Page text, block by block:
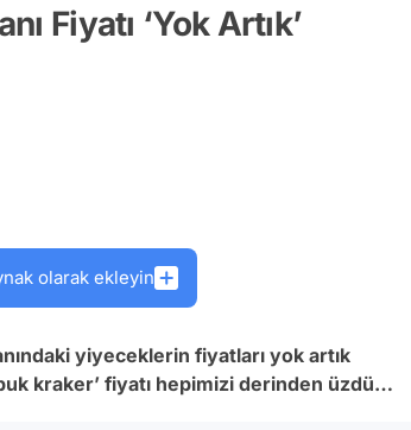
Fiyatı ‘Yok Artık’
olarak ekleyin
yiyeceklerin fiyatları yok artık
kraker’ fiyatı hepimizi derinden üzdü…